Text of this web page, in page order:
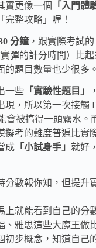
實更像一個
「入門體
完整攻略」喔！
分鐘，跟實際考試的
實彈的計分時間）比
的題目數量也少很多。
一些 「實驗性題目」
現，所以第一次接觸
會被搞得一頭霧水。
擬考的難度普遍比實
成 「小試身手」 就好
分數報你知，但提升
上就能看到自己的分
、雅思這些大魔王做
初步概念，知道自己